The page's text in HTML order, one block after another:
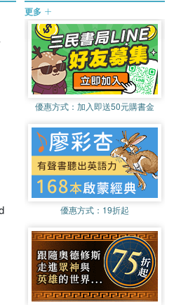
更多
優惠方式： 加入即送50元購書金
優惠方式： 19折起